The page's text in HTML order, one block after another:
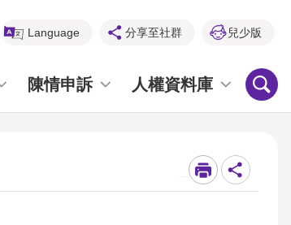
Language 分享至社群 兒少版
陳情申訴 人權資料庫